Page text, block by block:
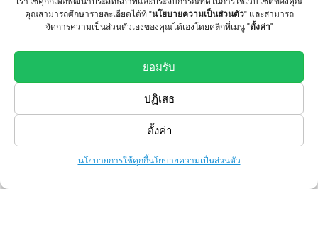
คุณสามารถศึกษารายละเอียดได้ที่ "นโยบายความเป็นส่วนตัว"และสามารถ
จัดการความเป็นส่วนตัวเองของคุณได้เองโดยคลิกที่เมนู "ตั้งค่า"
ยอมรับ
ปฏิเสธ
ตั้งค่า
นโยบายการใช้คุกกี้นโยบายความเป็นส่วนตัว
Services
รับทำเสื้อทีม เสื้อยืด Staff เสื้อยืดงานบวช
ราคาเสื้อยืดพร้อมสกรีน
การขอใบเสนอราคา
ราคาสกรีนฟอยล์